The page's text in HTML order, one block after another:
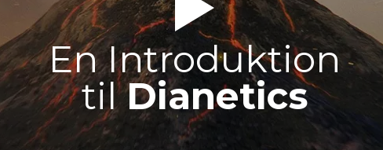
En Introduktion
tilDianetics